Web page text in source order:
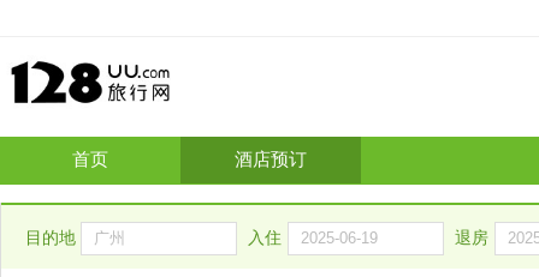
首页 酒店预订
目的地 入住 退房